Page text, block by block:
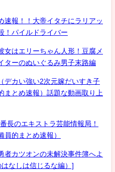
速報！！大帝イタチにラリアッ
！パイルドライバー
はエリーちゃん人形！豆腐メ
ターのぬいぐるみ男子末路編
デカい強い2次元嫁だいすき子
まとめ速報）話題な動画取り上
長のエキストラ芸能情報局！
員的まとめ速報）
者カツオンの未解決事件簿へよ
なしは信じるな編）]